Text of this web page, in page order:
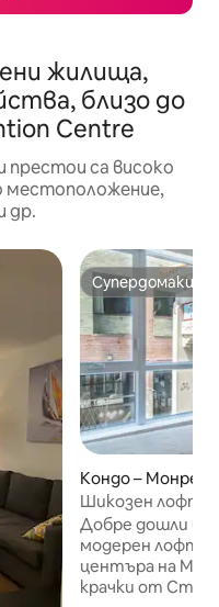
жилища,
близо до
Centre
престои са високо
местоположение,
др.
Супердомакин
Супердомакин
Кондо – Монреал
Шикозен лофт в
Разходка до
Добре дошли в
модерен лофт в
центъра на
крачки от